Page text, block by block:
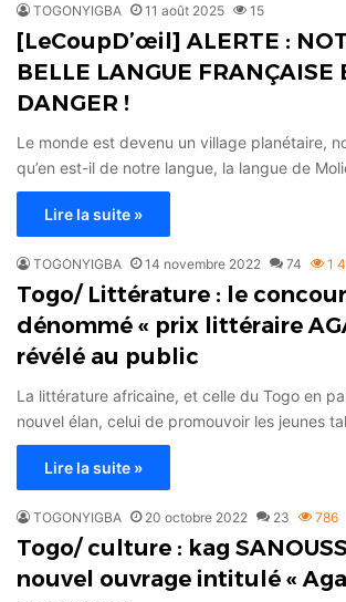
TOGONYIGBA 11 août 2025 15
[LeCoupD’œil] ALERTE :
BELLE LANGUE FRANÇAISE
DANGER !
Le monde est devenu un village planétaire,
qu’en est-il de notre langue, la langue de
Lire la suite »
TOGONYIGBA 14 novembre 2022 74 1
Togo/ Littérature : le
dénommé « prix littéraire
révélé au public
La littérature africaine, et celle du Togo en
nouvel élan, celui de promouvoir les jeunes
Lire la suite »
TOGONYIGBA 20 octobre 2022 23 786
Togo/ culture : kag
nouvel ouvrage intitulé «